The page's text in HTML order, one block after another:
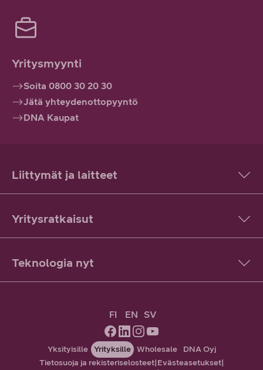
Yritysmyynti
Soita 0800 30 20 30
Jätä yhteydenottopyyntö
DNA Kaupat
Liittymät ja laitteet
Yritysratkaisut
Teknologia nyt
FI EN SV
Yksityisille Yrityksille Wholesale
DNA Oyj
Tietosuoja ja rekisteriselosteet|Evästeasetukset|